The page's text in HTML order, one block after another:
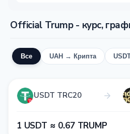
Official Trump - курс,
Все UAH → Крипта
USDT TRC20
1​ USDT ≈ 0​.6​7​ TRUMP